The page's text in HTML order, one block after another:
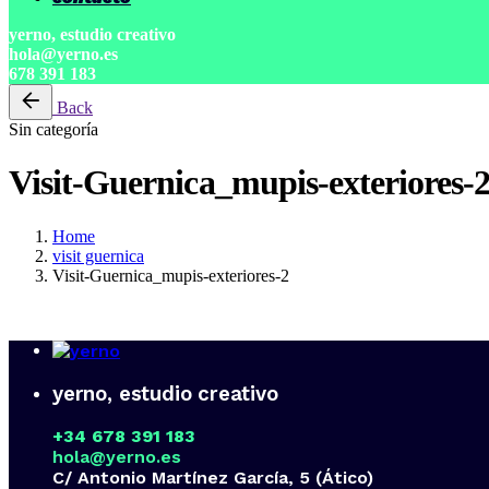
yerno, estudio creativo
hola@yerno.es
678 391 183
Back
Sin categoría
Visit-Guernica_mupis-exteriores-
Home
visit guernica
Visit-Guernica_mupis-exteriores-2
yerno, estudio creativo
+34 678 391 183
hola@yerno.es
C/ Antonio Martínez García, 5 (Ático)